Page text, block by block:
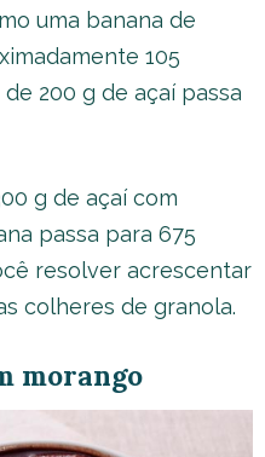
uma banana de
105
200 g de açaí passa
g de açaí com
passa para 675
resolver acrescentar
colheres de granola.
morango